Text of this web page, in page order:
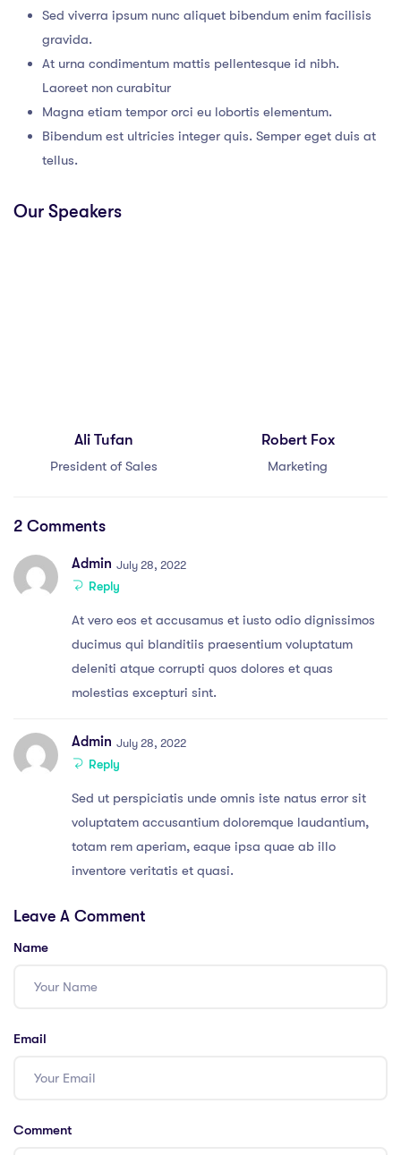
Sed viverra ipsum nunc aliquet bibendum enim facilisis
gravida.
At urna condimentum mattis pellentesque id nibh.
Laoreet non curabitur
Magna etiam tempor orci eu lobortis elementum.
Bibendum est ultricies integer quis. Semper eget duis at
tellus.
Our Speakers
Ali Tufan
President of Sales
Robert Fox
Marketing
2 Comments
Admin July 28, 2022
Reply
At vero eos et accusamus et iusto odio dignissimos
ducimus qui blanditiis praesentium voluptatum
deleniti atque corrupti quos dolores et quas
molestias excepturi sint.
Admin July 28, 2022
Reply
Sed ut perspiciatis unde omnis iste natus error sit
voluptatem accusantium doloremque laudantium,
totam rem aperiam, eaque ipsa quae ab illo
inventore veritatis et quasi.
Leave A Comment
Name
Email
Comment